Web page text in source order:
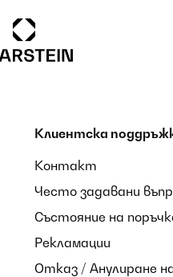
Клиентска
Контакт
Често задавани
Състояние на
Рекламации
Отказ / Анулиране